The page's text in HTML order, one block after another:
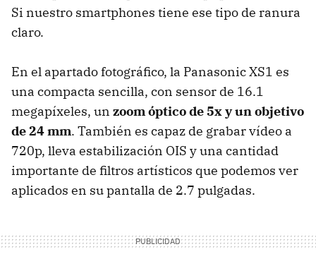
Si nuestro smartphones tiene ese tipo de ranura
claro.
En el apartado fotográfico, la Panasonic XS1 es
una compacta sencilla, con sensor de 16.1
megapíxeles, un zoom óptico de 5x y un objetivo
de 24 mm. También es capaz de grabar vídeo a
720p, lleva estabilización OIS y una cantidad
importante de filtros artísticos que podemos ver
aplicados en su pantalla de 2.7 pulgadas.